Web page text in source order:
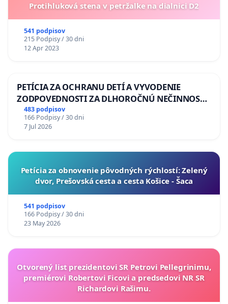
Protihluková stena v petržalke na dialnici D2
541 podpisov
215 Podpisy / 30 dni
12 Apr 2023
PETÍCIA ZA OCHRANU DETÍ A VYVODENIE
ZODPOVEDNOSTI ZA DLHOROČNÚ NEČINNOSŤ
A ZLYHANIE ŠTÁTU
483 podpisov
166 Podpisy / 30 dni
7 Jul 2026
​Petícia za obnovenie pôvodných rýchlostí: Zelený
dvor, Prešovská cesta a cesta Košice - Šaca
541 podpisov
166 Podpisy / 30 dni
23 May 2026
Otvorený list prezidentovi SR Petrovi Pellegrinimu,
premiérovi Robertovi Ficovi a predsedovi NR SR
Richardovi Rašimu.